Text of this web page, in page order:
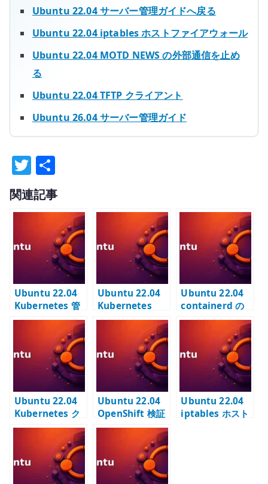
Ubuntu 22.04 サーバー管理ガイドへ戻る
Ubuntu 22.04 iptables ホストファイアウォール
Ubuntu 22.04 MOTD NEWS の外部通信を止め
る
Ubuntu 22.04 TFTP クライアント
Ubuntu 26.04 サーバー管理ガイド
T
w
it
r
有
関連記事
Ubuntu 22.04
Kubernetes 管
理ツールのイン
kubectl / Helm
/ calicoctl の使
い分け
Ubuntu 22.04
Kubernetes
Cilium 導入の事
Ubuntu 22.04
containerd の
設定 –
Kubernetes ノ
ード向けに
SystemdCgrou
p を有効化する
Ubuntu 22.04
Kubernetes ク
ラスター構築の
kubeadm ノー
ドの前提を確認
する
Ubuntu 22.04
OpenShift 検証
端末 – SNO 構築
に必要な周辺環
境を準備する
Ubuntu 22.04
iptables ホスト